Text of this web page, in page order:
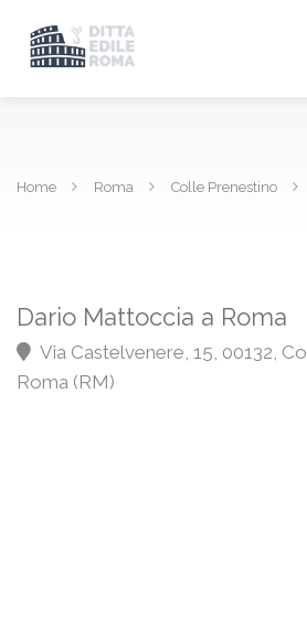
Home Roma Colle Prenestino
Dario Mattoccia a Roma
Via Castelvenere, 15, 00132,
Roma (RM)